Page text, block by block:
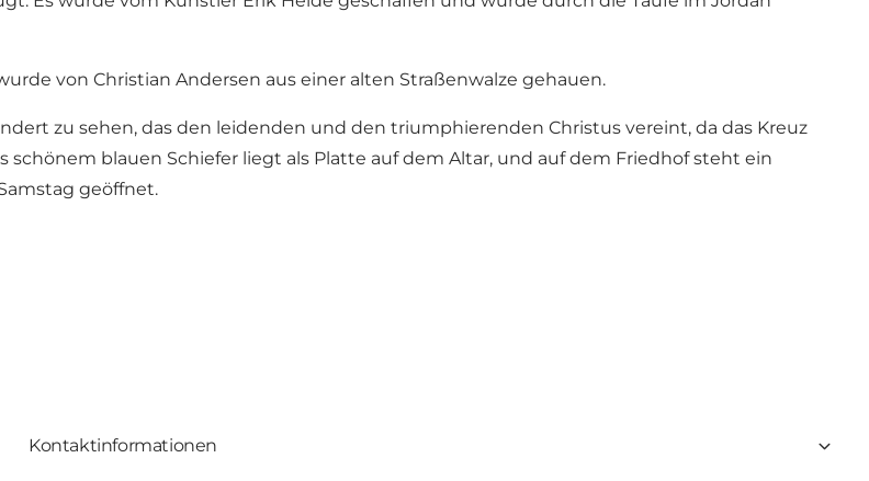
von Christian Andersen aus einer alten Straßenwalze gehauen.
zu sehen, das den leidenden und den triumphierenden Christus vereint, da das Kreuz
blauen Schiefer liegt als Platte auf dem Altar, und auf dem Friedhof steht ein
geöffnet.
Kontaktinformationen